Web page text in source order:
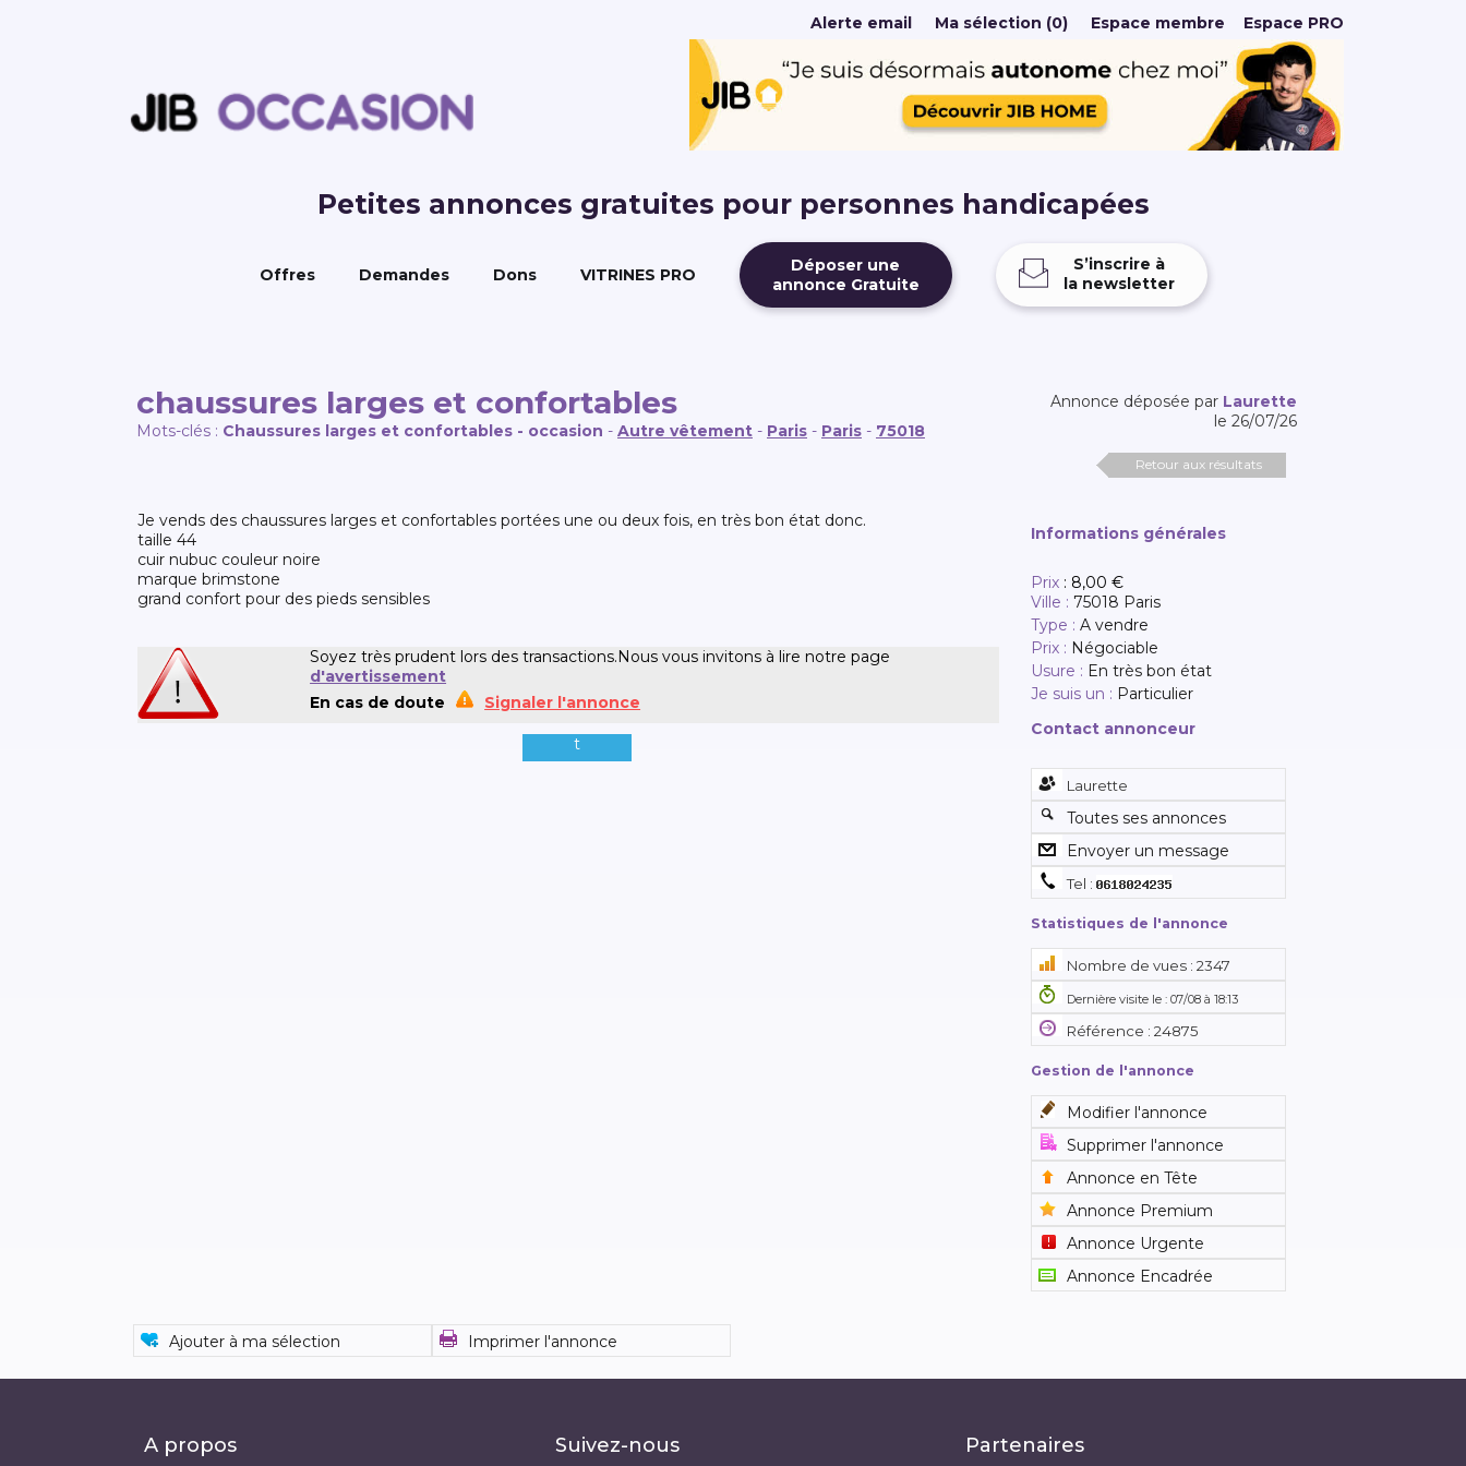
Alerte email Ma sélection (0) Espace membre Espace PRO
Petites annonces gratuites pour personnes handicapées
Offres Demandes Dons VITRINES PRO
Déposer une
annonce Gratuite
S’inscrire à
la newsletter
chaussures larges et confortables
Mots-clés : Chaussures larges et confortables - occasion - Autre vêtement - Paris - Paris - 75018
Annonce déposée par Laurette
le 26/07/26
Retour aux résultats
je vends des chaussures larges et confortables portées une ou deux fois, en très bon état donc.
taille 44
cuir nubuc couleur noire
marque brimstone
grand confort pour des pieds sensibles
Soyez très prudent lors des transactions.Nous vous invitons à lire notre page
d'avertissement
En cas de doute
Signaler l'annonce
t
Informations générales
Prix : 8,00 €
Ville : 75018 Paris
Type :A vendre
Prix : Négociable
Usure : En très bon état
Je suis un : Particulier
Contact annonceur
Laurette
Toutes ses annonces
Envoyer un message
Tel :
Statistiques de l'annonce
Nombre de vues : 2347
Dernière visite le : 07/08 à 18:13
Référence : 24875
Gestion de l'annonce
Modifier l'annonce
Supprimer l'annonce
Annonce en Tête
Annonce Premium
Annonce Urgente
Annonce Encadrée
Ajouter à ma sélection Imprimer l'annonce
A propos Suivez-nous Partenaires